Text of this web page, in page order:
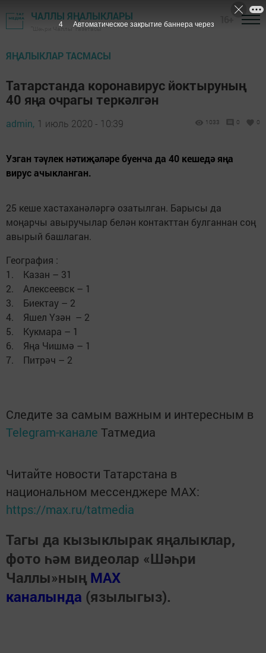
ЧАЛЛЫ ЯҢАЛЫКЛАРЫ
"Шәһри Чаллы" газетасы
ЯҢАЛЫКЛАР ТАСМАСЫ
Татарстанда коронавирус йоктыруның
40 яңа очрагы теркәлгән
admin, 1 июль 2020 - 10:39 1033 0 0
Узган тәүлек нәтиҗәләре буенча да 40 кешедә яңа
вирус ачыкланган.
25 кеше хастаханәләргә озатылган. Барысы да
моңарчы авыручылар белән контакттан булганнан соң
авырый башлаган.
География :
1. Казан – 31
2. Алексеевск – 1
3. Биектау – 2
4. Яшел Үзән – 2
5. Кукмара – 1
6. Яңа Чишмә – 1
7. Питрәч – 2
Следите за самым важным и интересным в
Telegram-канале Татмедиа
Читайте новости Татарстана в
национальном мессенджере MАХ:
https://max.ru/tatmedia
Тагы да кызыклырак яңалыклар,
фото һәм видеолар «Шәһри
Чаллы»ның MAX
каналында (язылыгыз).
3 Автоматическое закрытие баннера через